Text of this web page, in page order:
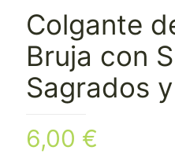
Colgante
Bruja con
Sagrados
6,00 €